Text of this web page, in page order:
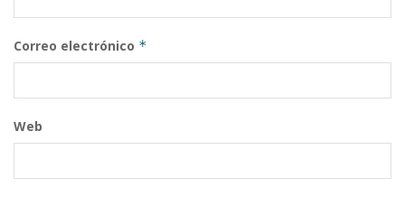
Correo electrónico *
Web